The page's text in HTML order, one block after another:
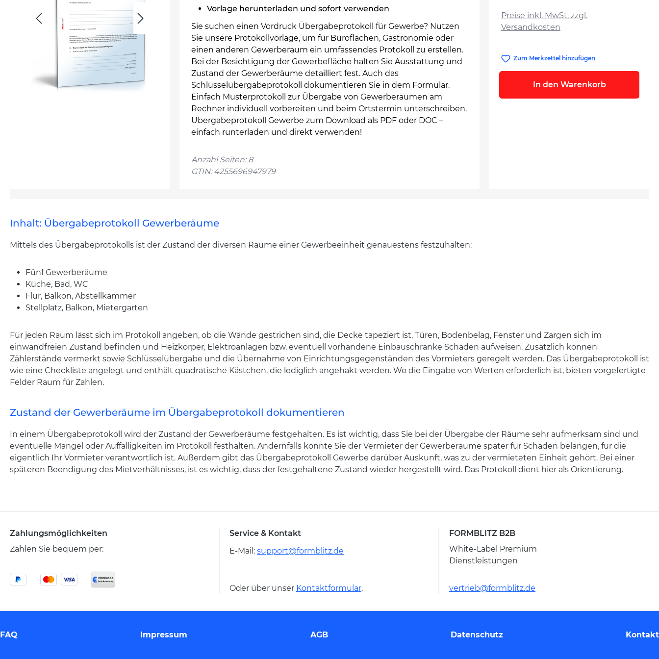
Vorlage herunterladen und sofort verwenden
Sie suchen einen Vordruck Übergabeprotokoll für Gewerbe? Nutzen
Sie unsere Protokollvorlage, um für Büroflächen, Gastronomie oder
einen anderen Gewerberaum ein umfassendes Protokoll zu erstellen.
Bei der Besichtigung der Gewerbefläche halten Sie Ausstattung und
Zustand der Gewerberäume detailliert fest. Auch das
Schlüsselübergabeprotokoll dokumentieren Sie in dem Formular.
Einfach Musterprotokoll zur Übergabe von Gewerberäumen am
Rechner individuell vorbereiten und beim Ortstermin unterschreiben.
Übergabeprotokoll Gewerbe zum Download als PDF oder DOC –
einfach runterladen und direkt verwenden!
Anzahl Seiten: 8
GTIN: 4255696947979
Preise inkl. MwSt. zzgl.
Versandkosten
Zum Merkzettel hinzufügen
In den Warenkorb
Inhalt: Übergabeprotokoll Gewerberäume
Mittels des Übergabeprotokolls ist der Zustand der diversen Räume einer Gewerbeeinheit genauestens festzuhalten:
Fünf Gewerberäume
Küche, Bad, WC
Flur, Balkon, Abstellkammer
Stellplatz, Balkon, Mietergarten
Für jeden Raum lässt sich im Protokoll angeben, ob die Wände gestrichen sind, die Decke tapeziert ist, Türen, Bodenbelag, Fenster und Zargen sich im
einwandfreien Zustand befinden und Heizkörper, Elektroanlagen bzw. eventuell vorhandene Einbauschränke Schäden aufweisen. Zusätzlich können
Zählerstände vermerkt sowie Schlüsselübergabe und die Übernahme von Einrichtungsgegenständen des Vormieters geregelt werden. Das Übergabeprotokoll ist
wie eine Checkliste angelegt und enthält quadratische Kästchen, die lediglich angehakt werden. Wo die Eingabe von Werten erforderlich ist, bieten vorgefertigte
Felder Raum für Zahlen.
Zustand der Gewerberäume im Übergabeprotokoll dokumentieren
In einem Übergabeprotokoll wird der Zustand der Gewerberäume festgehalten. Es ist wichtig, dass Sie bei der Übergabe der Räume sehr aufmerksam sind und
eventuelle Mängel oder Auffälligkeiten im Protokoll festhalten. Andernfalls könnte Sie der Vermieter der Gewerberäume später für Schäden belangen, für die
eigentlich Ihr Vormieter verantwortlich ist. Außerdem gibt das Übergabeprotokoll Gewerbe darüber Auskunft, was zu der vermieteten Einheit gehört. Bei einer
späteren Beendigung des Mietverhältnisses, ist es wichtig, dass der festgehaltene Zustand wieder hergestellt wird. Das Protokoll dient hier als Orientierung.
Zahlungsmöglichkeiten
Zahlen Sie bequem per:
Service & Kontakt
E-Mail: support@formblitz.de
Oder über unser Kontaktformular.
FORMBLITZ B2B
White-Label Premium
Dienstleistungen
vertrieb@formblitz.de
FAQ Impressum AGB Datenschutz Kontakt